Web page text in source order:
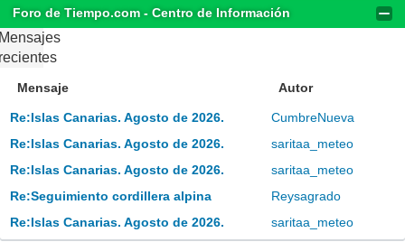
Foro de Tiempo.com - Centro de Información
Mensaje Autor
Re:Islas Canarias. Agosto de 2026.
CumbreNueva
Re:Islas Canarias. Agosto de 2026.
saritaa_meteo
Re:Islas Canarias. Agosto de 2026.
saritaa_meteo
Re:Seguimiento cordillera alpina
Reysagrado
Re:Islas Canarias. Agosto de 2026.
saritaa_meteo